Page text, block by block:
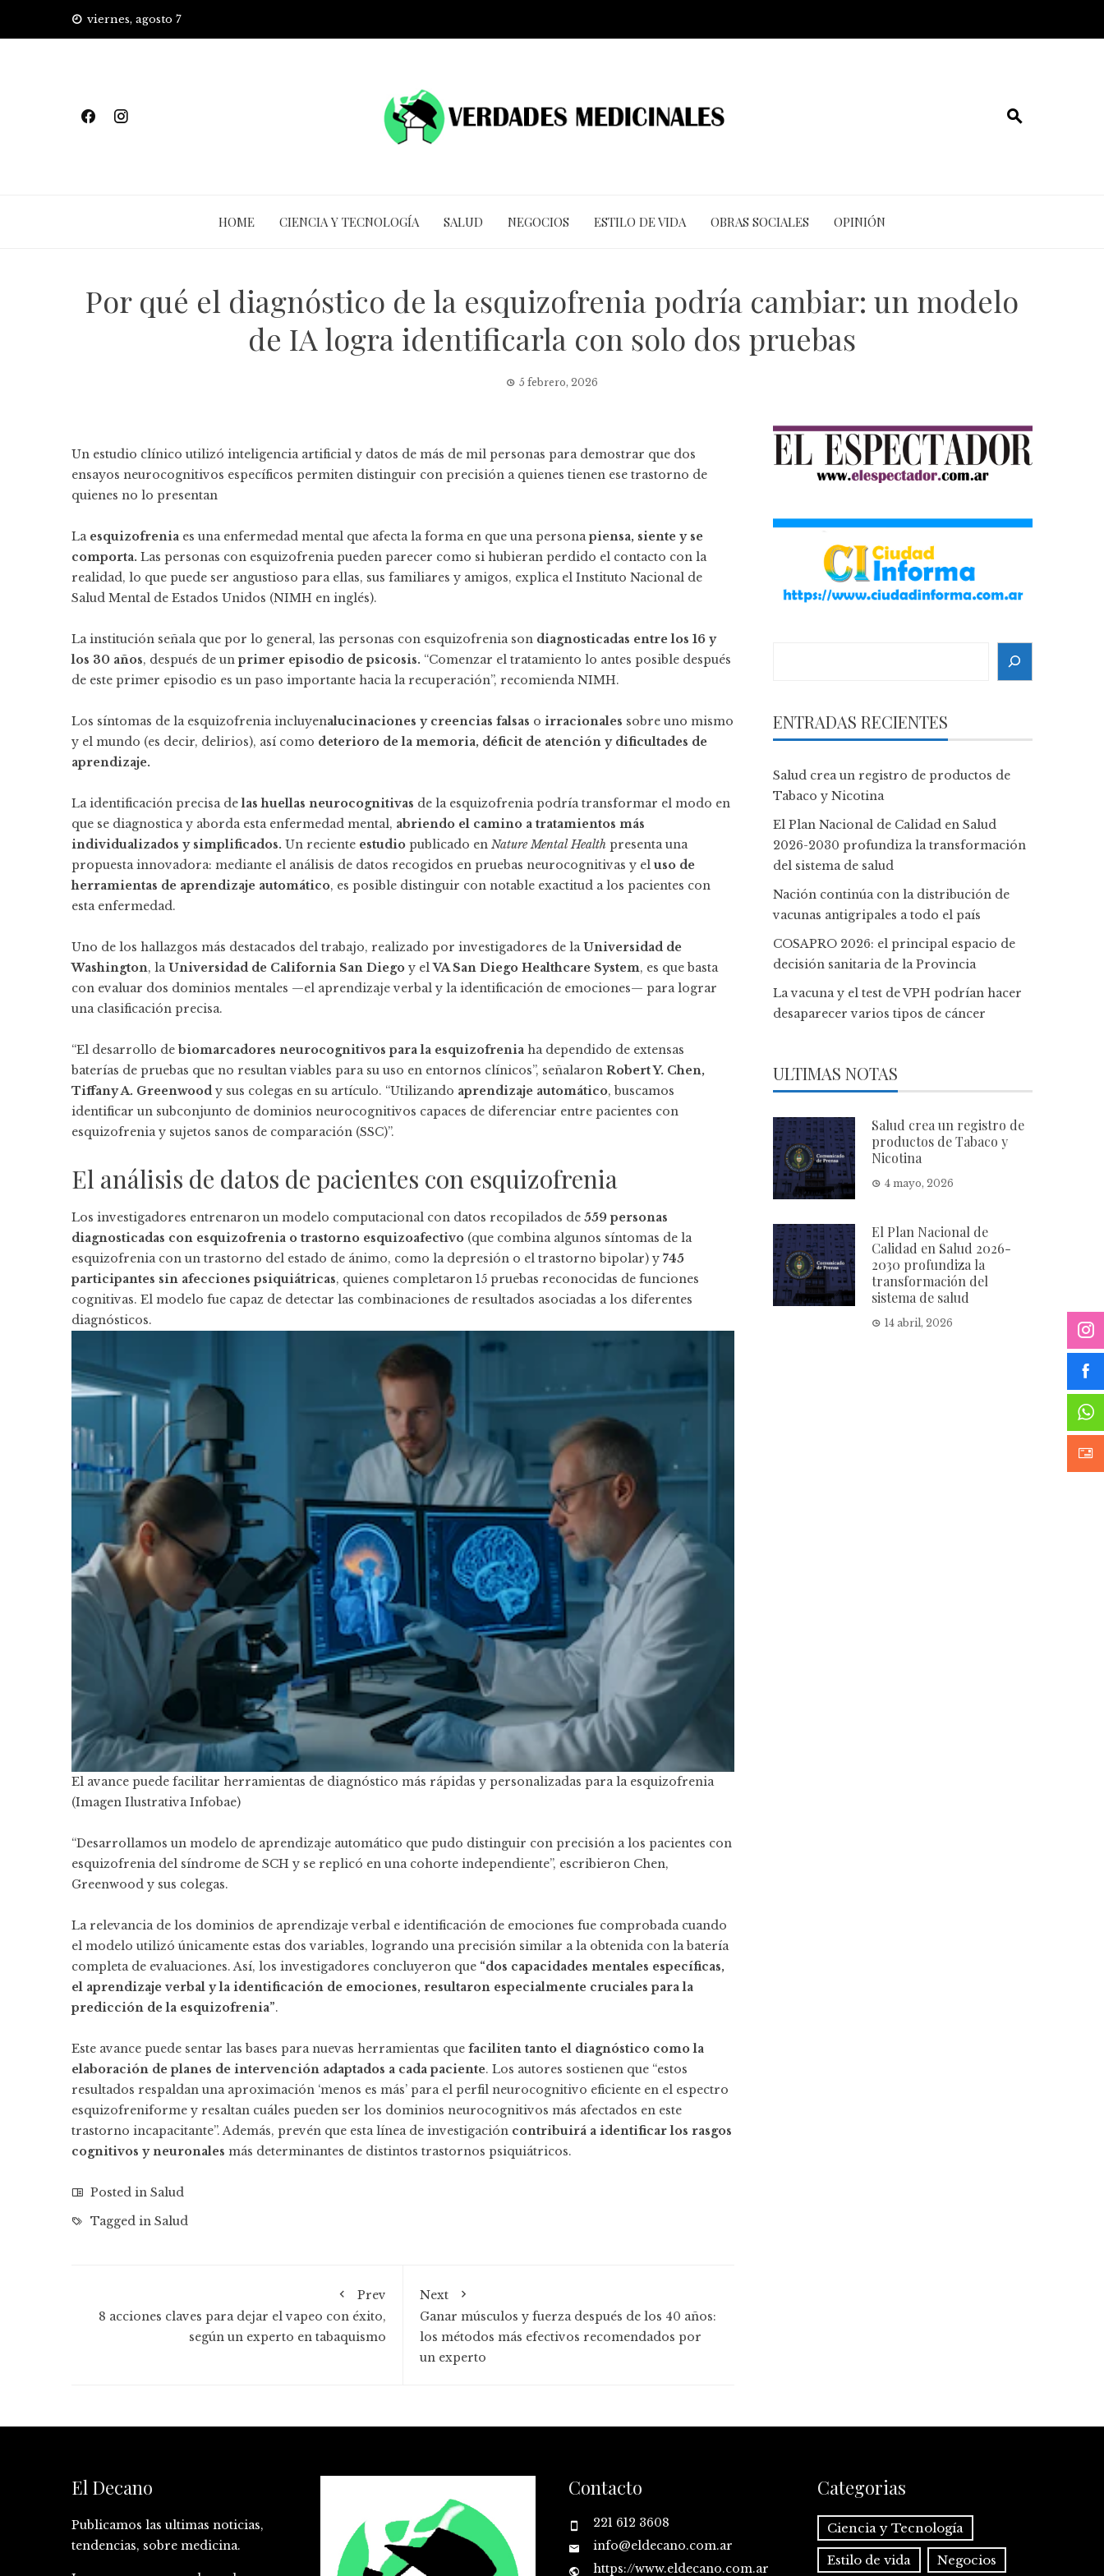
viernes, agosto 7
HOME CIENCIA Y TECNOLOGÍA SALUD NEGOCIOS ESTILO DE VIDA OBRAS SOCIALES OPINIÓN
Por qué el diagnóstico de la esquizofrenia podría cambiar: un modelo
de IA logra identificarla con solo dos pruebas
5 febrero, 2026
Un estudio clínico utilizó inteligencia artificial y datos de más de mil personas para demostrar que dos
ensayos neurocognitivos específicos permiten distinguir con precisión a quienes tienen ese trastorno de
quienes no lo presentan
La esquizofrenia es una enfermedad mental que afecta la forma en que una personapiensa, siente y se
comporta. Las personas con esquizofrenia pueden parecer como si hubieran perdido el contacto con la
realidad, lo que puede ser angustioso para ellas, sus familiares y amigos, explica el Instituto Nacional de
Salud Mental de Estados Unidos (NIMH en inglés).
La institución señala que por lo general, las personas con esquizofrenia son diagnosticadas entre los 16 y
los 30 años, después de un primer episodio de psicosis. “Comenzar el tratamiento lo antes posible después
de este primer episodio es un paso importante hacia la recuperación”, recomienda NIMH.
Los síntomas de la esquizofrenia incluyenalucinaciones y creencias falsas o irracionales sobre uno mismo
y el mundo (es decir, delirios), así como deterioro de la memoria, déficit de atención y dificultades de
aprendizaje.
La identificación precisa delas huellas neurocognitivas de la esquizofrenia podría transformar el modo en
que se diagnostica y aborda esta enfermedad mental, abriendo el camino a tratamientos más
individualizados y simplificados. Un reciente estudio publicado en Nature Mental Health presenta una
propuesta innovadora: mediante el análisis de datos recogidos en pruebas neurocognitivas y el uso de
herramientas de aprendizaje automático, es posible distinguir con notable exactitud a los pacientes con
esta enfermedad.
Uno de los hallazgos más destacados del trabajo, realizado por investigadores de laUniversidad de
Washington, laUniversidad de California San Diego y elVA San Diego Healthcare System, es que basta
con evaluar dos dominios mentales —el aprendizaje verbal y la identificación de emociones— para lograr
una clasificación precisa.
“El desarrollo de biomarcadores neurocognitivos para la esquizofrenia ha dependido de extensas
baterías de pruebas que no resultan viables para su uso en entornos clínicos”, señalaron Robert Y. Chen,
Tiffany A. Greenwood y sus colegas en su artículo. “Utilizando aprendizaje automático, buscamos
identificar un subconjunto de dominios neurocognitivos capaces de diferenciar entre pacientes con
esquizofrenia y sujetos sanos de comparación (SSC)”.
El análisis de datos de pacientes con esquizofrenia
Los investigadores entrenaron un modelo computacional con datos recopilados de 559 personas
diagnosticadas con esquizofrenia o trastorno esquizoafectivo (que combina algunos síntomas de la
esquizofrenia con un trastorno del estado de ánimo, como la depresión o el trastorno bipolar) y 745
participantes sin afecciones psiquiátricas, quienes completaron 15 pruebas reconocidas de funciones
cognitivas. El modelo fue capaz de detectar las combinaciones de resultados asociadas a los diferentes
diagnósticos.
El avance puede facilitar herramientas de diagnóstico más rápidas y personalizadas para la esquizofrenia
(Imagen Ilustrativa Infobae)
“Desarrollamos un modelo de aprendizaje automático que pudo distinguir con precisión a los pacientes con
esquizofrenia del síndrome de SCH y se replicó en una cohorte independiente”, escribieron Chen,
Greenwood y sus colegas.
La relevancia de los dominios de aprendizaje verbal e identificación de emociones fue comprobada cuando
el modelo utilizó únicamente estas dos variables, logrando una precisión similar a la obtenida con la batería
completa de evaluaciones. Así, los investigadores concluyeron que “dos capacidades mentales específicas,
el aprendizaje verbal y la identificación de emociones, resultaron especialmente cruciales para la
predicción de la esquizofrenia”.
Este avance puede sentar las bases para nuevas herramientas que faciliten tanto el diagnóstico como la
elaboración de planes de intervención adaptados a cada paciente. Los autores sostienen que “estos
resultados respaldan una aproximación ‘menos es más’ para el perfil neurocognitivo eficiente en el espectro
esquizofreniforme y resaltan cuáles pueden ser los dominios neurocognitivos más afectados en este
trastorno incapacitante”. Además, prevén que esta línea de investigación contribuirá a identificar los rasgos
cognitivos y neuronales más determinantes de distintos trastornos psiquiátricos.
Posted in Salud
Tagged in Salud
Prev
8 acciones claves para dejar el vapeo con éxito,
según un experto en tabaquismo
Next
Ganar músculos y fuerza después de los 40 años:
los métodos más efectivos recomendados por
un experto
ENTRADAS RECIENTES
Salud crea un registro de productos de
Tabaco y Nicotina
El Plan Nacional de Calidad en Salud
2026-2030 profundiza la transformación
del sistema de salud
Nación continúa con la distribución de
vacunas antigripales a todo el país
COSAPRO 2026: el principal espacio de
decisión sanitaria de la Provincia
La vacuna y el test de VPH podrían hacer
desaparecer varios tipos de cáncer
ULTIMAS NOTAS
Salud crea un registro de
productos de Tabaco y
Nicotina
4 mayo, 2026
El Plan Nacional de
Calidad en Salud 2026-
2030 profundiza la
transformación del
sistema de salud
14 abril, 2026
El Decano
Publicamos las ultimas noticias,
tendencias, sobre medicina.
Contacto
221 612 3608
info@eldecano.com.ar
https://www.eldecano.com.ar
Categorias
Ciencia y Tecnología
Estilo de vida Negocios